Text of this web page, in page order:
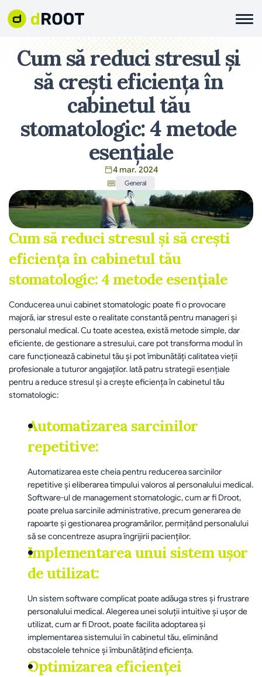
Cum să reduci stresul și
să crești eficiența în
cabinetul tău
stomatologic: 4 metode
esențiale
4 mar. 2024
General
Cum să reduci stresul și să crești
eficiența în cabinetul tău
stomatologic: 4 metode esențiale
Conducerea unui cabinet stomatologic poate fi o provocare
majoră, iar stresul este o realitate constantă pentru manageri și
personalul medical. Cu toate acestea, există metode simple, dar
eficiente, de gestionare a stresului, care pot transforma modul în
care funcționează cabinetul tău și pot îmbunătăți calitatea vieții
profesionale a tuturor angajaților. Iată patru strategii esențiale
pentru a reduce stresul și a crește eficiența în cabinetul tău
stomatologic:
Automatizarea sarcinilor
repetitive:
Automatizarea este cheia pentru reducerea sarcinilor
repetitive și eliberarea timpului valoros al personalului medical.
Software-ul de management stomatologic, cum ar fi Droot,
poate prelua sarcinile administrative, precum generarea de
rapoarte și gestionarea programărilor, permițând personalului
să se concentreze asupra îngrijirii pacienților.
Implementarea unui sistem ușor
de utilizat:
Un sistem software complicat poate adăuga stres și frustrare
personalului medical. Alegerea unei soluții intuitive și ușor de
utilizat, cum ar fi Droot, poate facilita adoptarea și
implementarea sistemului în cabinetul tău, eliminând
obstacolele tehnice și îmbunătățind eficiența.
Optimizarea eficienței